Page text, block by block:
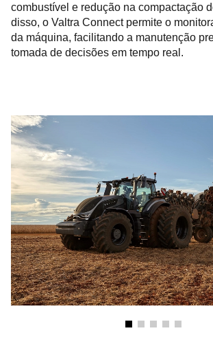
combustível e redução na compactação
disso, o Valtra Connect permite o
da máquina, facilitando a manutenção
tomada de decisões em tempo real.